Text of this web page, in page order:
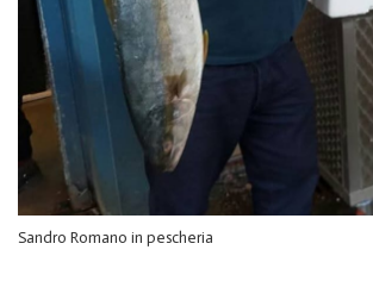
Sandro Romano in pescheria